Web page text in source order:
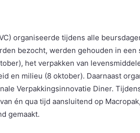
organiseerde tijdens alle
bezocht, werden gehouden in
het verpakken van
en milieu (8 oktober). Daarnaast
Verpakkingsinnovatie Diner.
én qua tijd aansluitend op
gemaakt.